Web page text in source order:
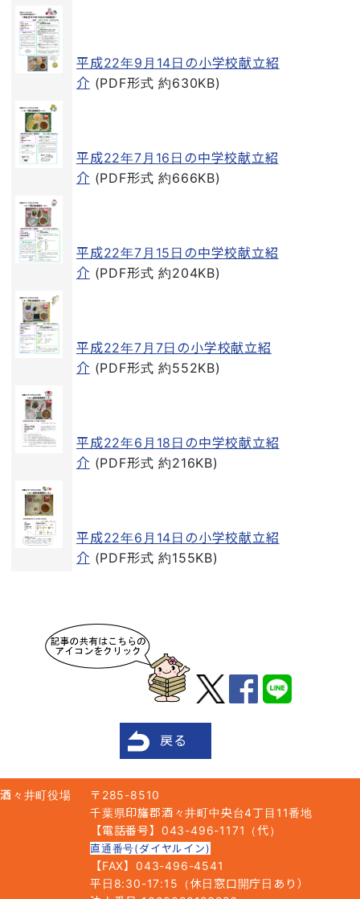
平成22年9月14日の小学校献立紹
介 (PDF形式 約630KB)
平成22年7月16日の中学校献立紹
介 (PDF形式 約666KB)
平成22年7月15日の中学校献立紹
介 (PDF形式 約204KB)
平成22年7月7日の小学校献立紹
介 (PDF形式 約552KB)
平成22年6月18日の中学校献立紹
介 (PDF形式 約216KB)
平成22年6月14日の小学校献立紹
介 (PDF形式 約155KB)
戻る
酒々井町役場
〒285-8510
千葉県印旛郡酒々井町中央台4丁目11番地
【電話番号】043-496-1171（代）
直通番号(ダイヤルイン)
【FAX】043-496-4541
平日8:30-17:15（休日窓口開庁日あり）